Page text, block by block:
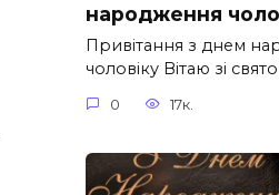
народження
Привітання з днем
чоловіку Вітаю зі
0 17к.